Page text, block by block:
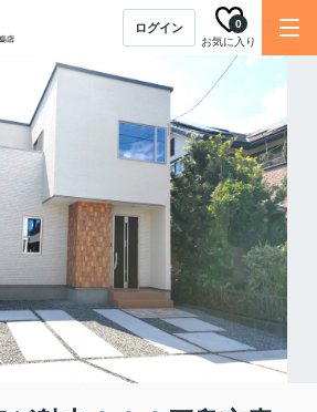
ログイン
お気に入り
0